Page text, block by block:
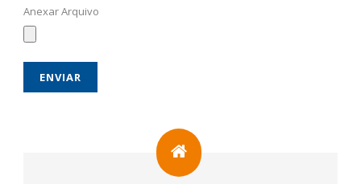
Anexar Arquivo